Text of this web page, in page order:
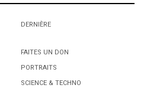
DERNIÈRE
FAITES UN DON
PORTRAITS
SCIENCE & TECHNO